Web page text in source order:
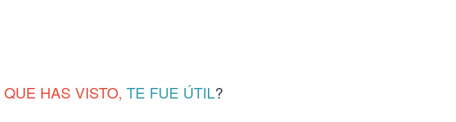
HAS VISTO, TE FUE ÚTIL?